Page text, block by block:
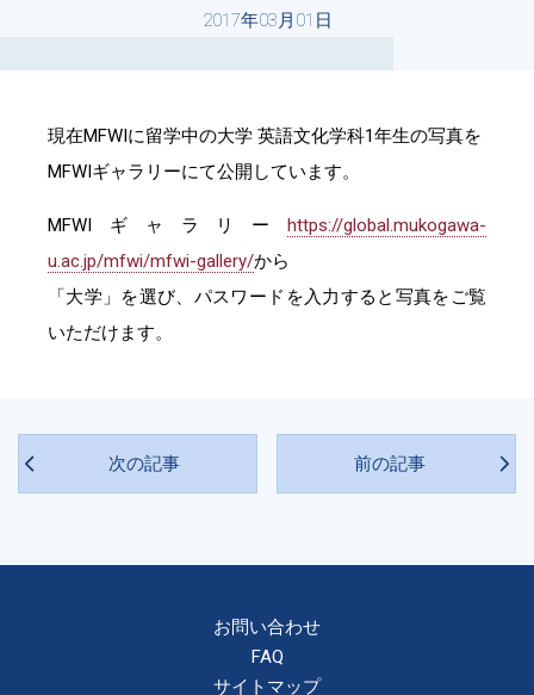
2017年03月01日
現在MFWIに留学中の大学 英語文化学科1年生の写真を
MFWIギャラリーにて公開しています。
MFWIギャラリー https://global.mukogawa-
u.ac.jp/mfwi/mfwi-gallery/から
「大学」を選び、パスワードを入力すると写真をご覧
いただけます。
次の記事 前の記事
お問い合わせ
FAQ
サイトマップ